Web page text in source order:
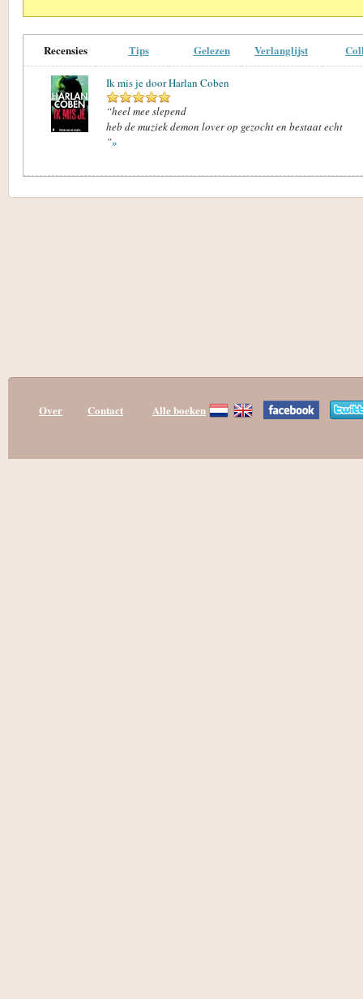
Recensies Tips Gelezen Verlanglijst
Ik mis je door Harlan Coben
“heel mee slepend
heb de muziek demon lover op gezocht en bestaat echt
”»
Over Contact Alle boeken